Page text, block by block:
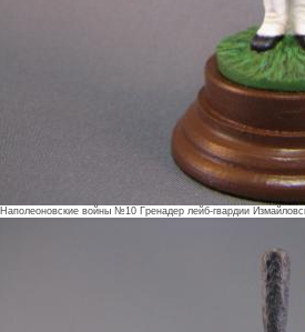
Наполеоновские войны №10 Гренадер лейб-гвардии